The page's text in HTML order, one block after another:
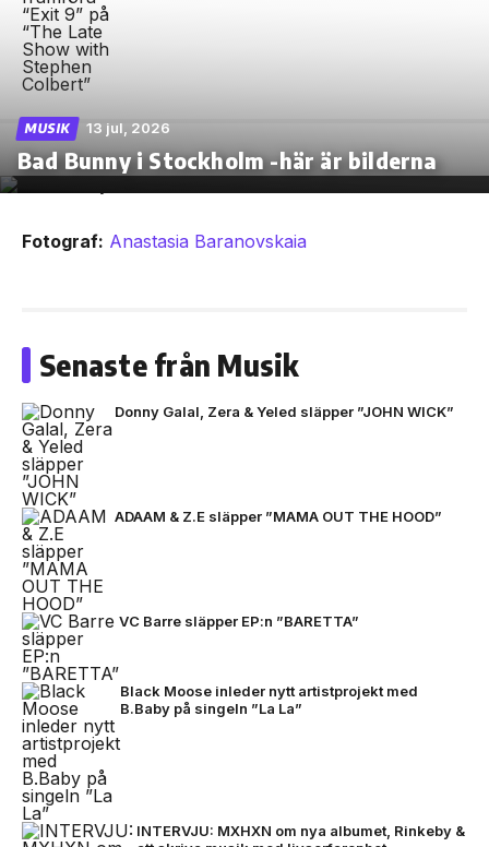
MUSIK 13 jul, 2026
Bad Bunny i Stockholm -här är bilderna
Fotograf: Anastasia Baranovskaia
Senaste från Musik
Donny Galal, Zera & Yeled släpper ”JOHN WICK”
ADAAM & Z.E släpper ”MAMA OUT THE HOOD”
VC Barre släpper EP:n ”BARETTA”
Black Moose inleder nytt artistprojekt med
B.Baby på singeln ”La La”
INTERVJU: MXHXN om nya albumet, Rinkeby &